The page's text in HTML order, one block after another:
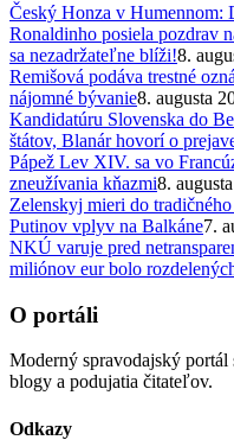
Český Honza v Humennom:
Ronaldinho posiela pozdrav
sa nezadržateľne blíži!8.
Remišová podáva trestné
nájomné bývanie8. augusta
Kandidatúru Slovenska do
štátov, Blanár hovorí o
Pápež Lev XIV. sa vo
zneužívania kňazmi8.
Zelenskyj mieri do
Putinov vplyv na Balkáne7.
NKÚ varuje pred
miliónov eur bolo
O portáli
Moderný spravodajský portál
blogy a podujatia čitateľov.
Odkazy